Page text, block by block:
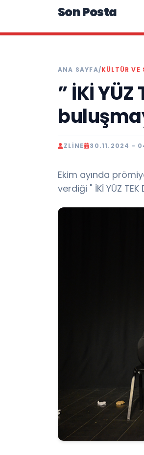
Son Posta
ANA SAYFA/KÜLTÜR VE
” İKİ
ZLINE 30.11.2024 -
Ekim ayında
verdiği " İKİ YÜZ